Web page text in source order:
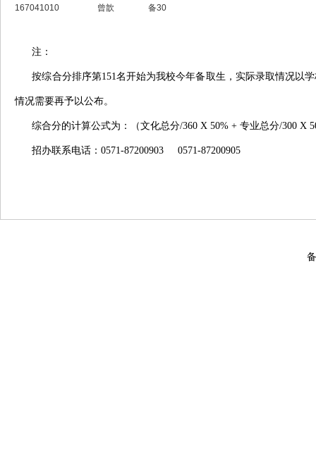
167041010
曾歆 备30
注：
按综合分排序第151名开始为我校今年备取生，实际录取情况以
情况需要再予以公布。
综合分的计算公式为：（文化总分/360 X 50% + 专业总分/300 X
招办联系电话： 0571-87200903 0571-87200905